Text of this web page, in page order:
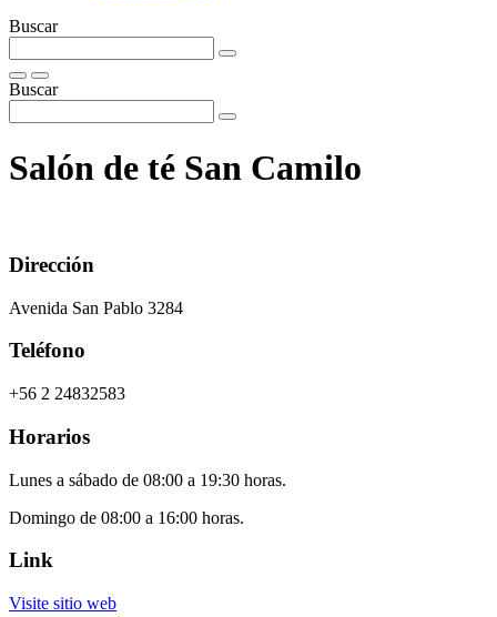
Buscar
Buscar
Salón de té San Camilo
Dirección
Avenida San Pablo 3284
Teléfono
+56 2 24832583
Horarios
Lunes a sábado de 08:00 a 19:30 horas.
Domingo de 08:00 a 16:00 horas.
Link
Visite sitio web